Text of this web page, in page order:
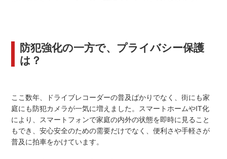
防犯強化の一方で、プライバシー保護
は？
ここ数年、ドライブレコーダーの普及ばかりでなく、街にも家
庭にも防犯カメラが一気に増えました。スマートホームやIT化
により、スマートフォンで家庭の内外の状態を即時に見ること
もでき、安心安全のための需要だけでなく、便利さや手軽さが
普及に拍車をかけています。